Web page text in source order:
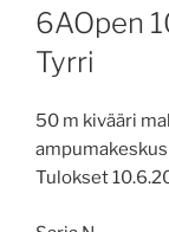
6AOpen
Tyrri
50 m kivääri
ampumakeskus
Tulokset